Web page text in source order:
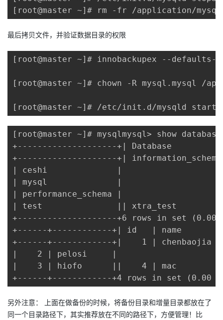
[root@master ~]# rm -fr /application/
最后拷贝文件，并验证数据目录的权限
[root@master ~]# innobackupex --
[root@master ~]# chown -R mysql.mysql /
[root@master ~]# /etc/init.d/mysqld
[root@master ~]# mysqlmysql> show
+--------------------+| Database
+--------------------+|
| ceshi              |
| mysql              |
| performance_schema |
| test               || xtra_test
+--------------------+6 rows in set (0.00
+------+------------+| id   | name       |
+------+------------+|    1 | chenbaojia |
|    2 | pelosi     |
|    3 | hiofo      ||    4 | mac        |
+------+------------+4 rows in set (0.00
另外注意： 上面在做备份的时候，将备份目录和增量目录都放在了
同一个目录路径下，其实推荐放在不同的路径下，方便管理！比